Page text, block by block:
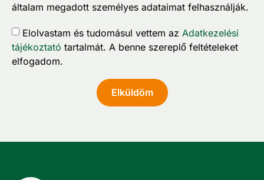
általam megadott személyes adataimat felhasználják.
Elolvastam és tudomásul vettem az Adatkezelési
tájékoztató tartalmát. A benne szereplő feltételeket
elfogadom.
Elküldöm